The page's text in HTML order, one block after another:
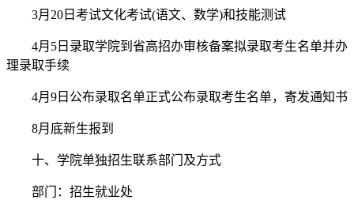
3月20日考试文化考试(语文、数学)和技能测试
4月5日录取学院到省高招办审核备案拟录取考生名单并办
理录取手续
4月9日公布录取名单正式公布录取考生名单，寄发通知书
8月底新生报到
十、学院单独招生联系部门及方式
部门：招生就业处